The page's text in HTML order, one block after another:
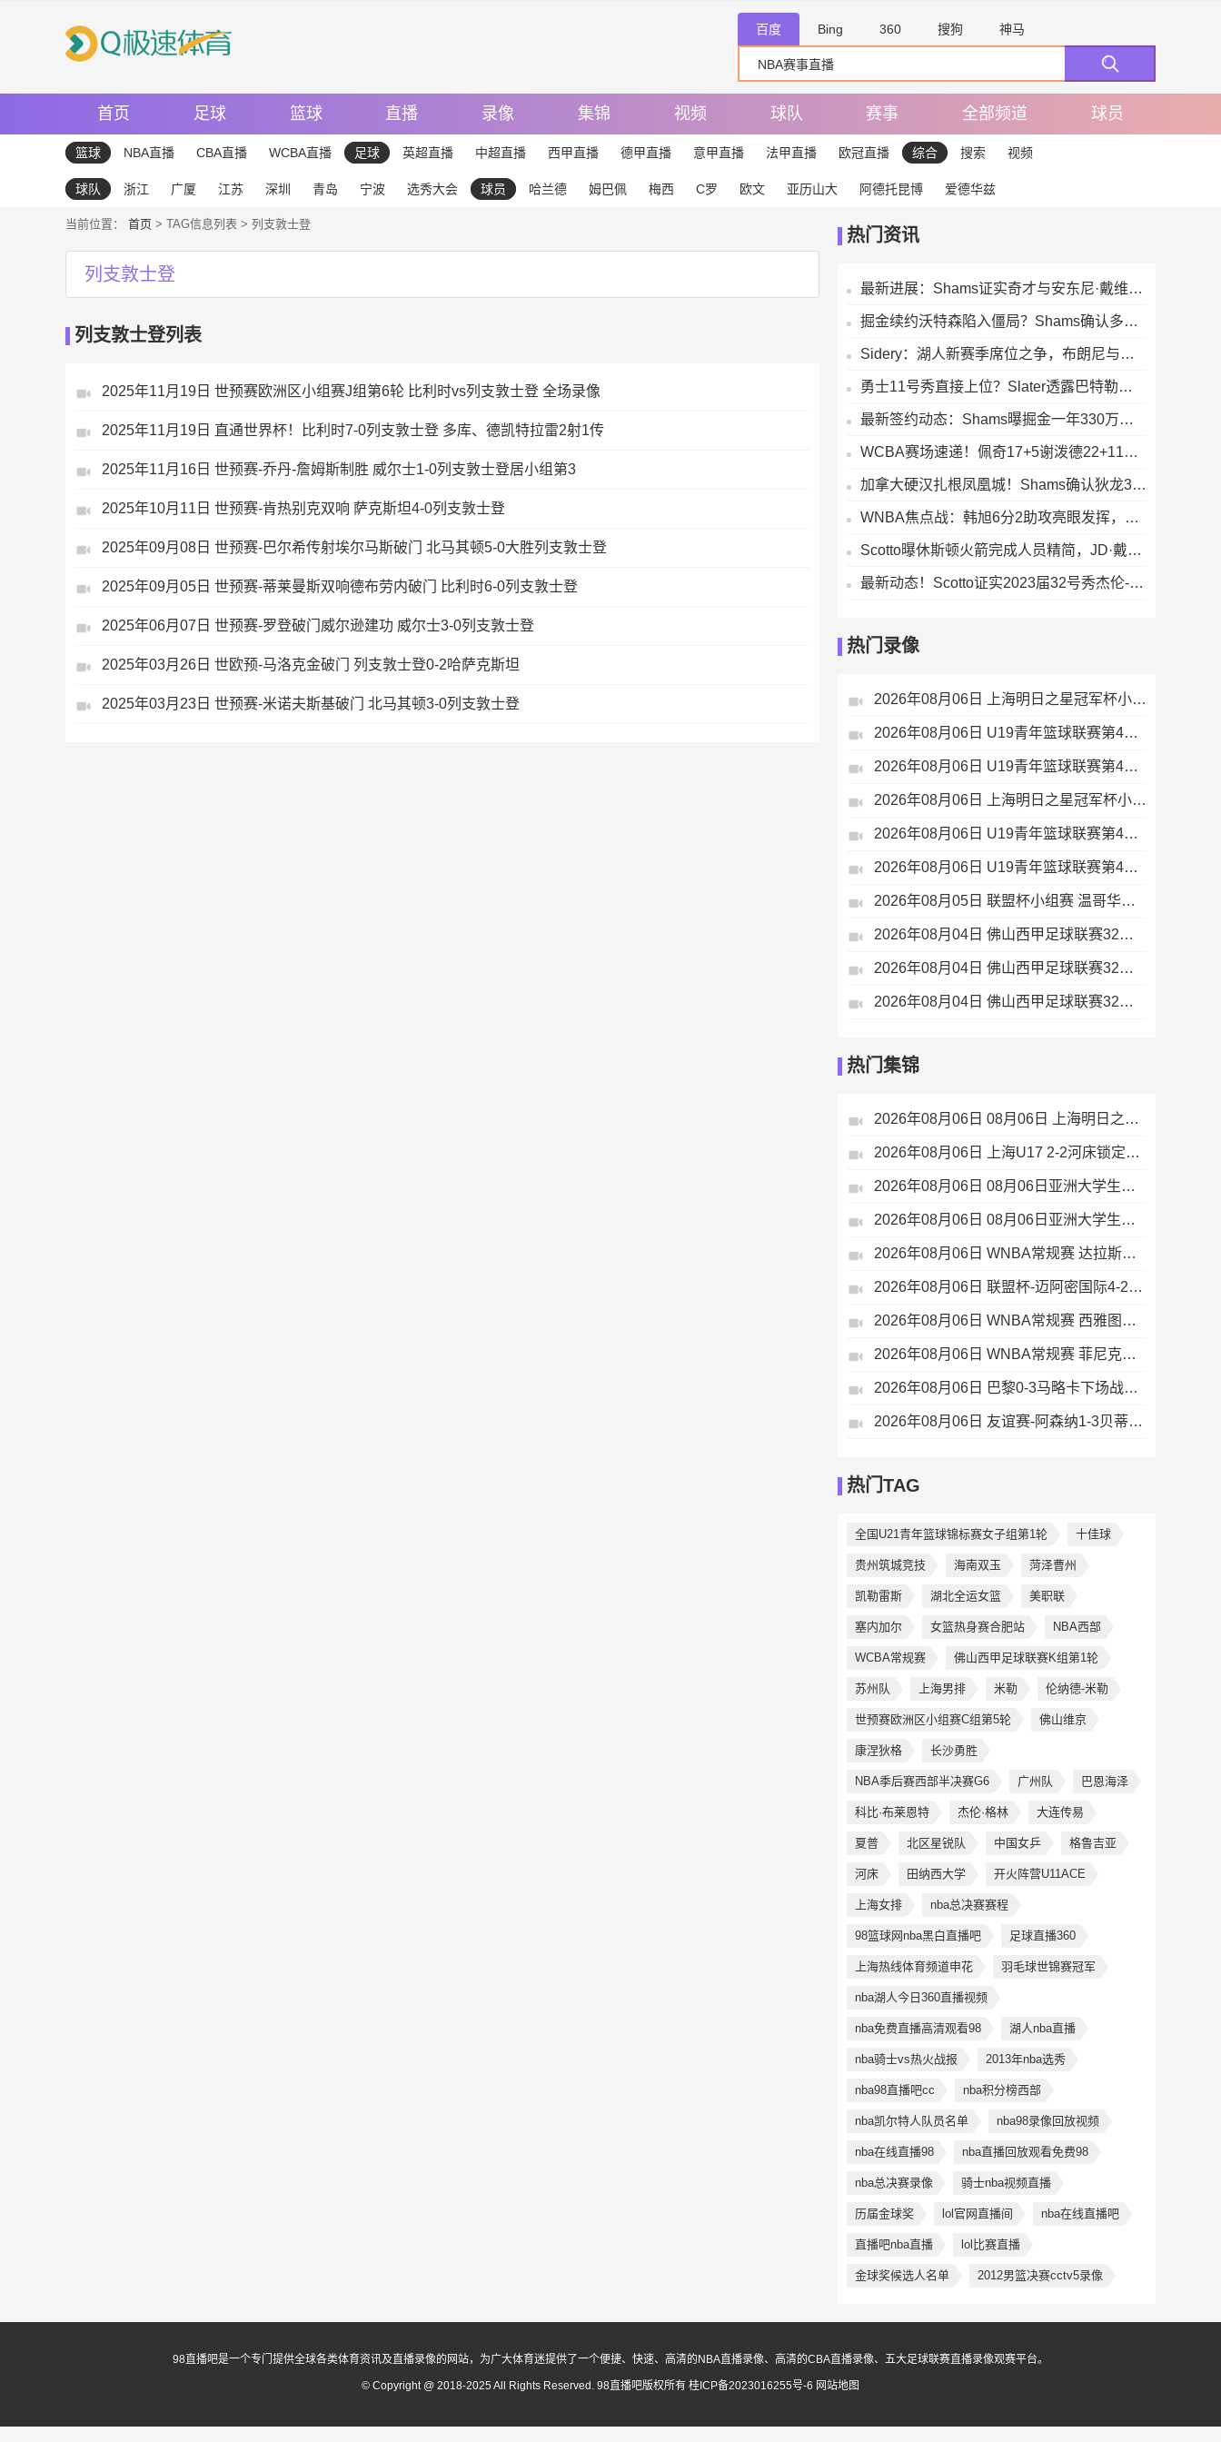
百度 Bing 360 搜狗 神马
首页 足球 篮球 直播 录像 集锦 视频 球队 赛事 全部频道 球员
篮球 NBA直播 CBA直播 WCBA直播 足球 英超直播 中超直播 西甲直播 德甲直播 意甲直播 法甲直播 欧冠直播 综合 搜索 视频
球队 浙江 广厦 江苏 深圳 青岛 宁波 选秀大会 球员 哈兰德 姆巴佩 梅西 C罗 欧文 亚历山大 阿德托昆博 爱德华兹
当前位置： 首页 > TAG信息列表 > 列支敦士登
列支敦士登
列支敦士登列表
2025年11月19日 世预赛欧洲区小组赛J组第6轮 比利时vs列支敦士登 全场录像
2025年11月19日 直通世界杯！比利时7-0列支敦士登 多库、德凯特拉雷2射1传
2025年11月16日 世预赛-乔丹-詹姆斯制胜 威尔士1-0列支敦士登居小组第3
2025年10月11日 世预赛-肯热别克双响 萨克斯坦4-0列支敦士登
2025年09月08日 世预赛-巴尔希传射埃尔马斯破门 北马其顿5-0大胜列支敦士登
2025年09月05日 世预赛-蒂莱曼斯双响德布劳内破门 比利时6-0列支敦士登
2025年06月07日 世预赛-罗登破门威尔逊建功 威尔士3-0列支敦士登
2025年03月26日 世欧预-马洛克金破门 列支敦士登0-2哈萨克斯坦
2025年03月23日 世预赛-米诺夫斯基破门 北马其顿3-0列支敦士登
热门资讯
最新进展：Shams证实奇才与安东尼·戴维斯暂时搁置续约相关沟通
掘金续约沃特森陷入僵局？Shams确认多队先签后换谈判仍在进行
Sidery：湖人新赛季席位之争，布朗尼与马农的最后一个轮换名额对决
勇士11号秀直接上位？Slater透露巴特勒明年2月复出，伦德伯格获重点培养
最新签约动态：Shams曝掘金一年330万美元拿下前马刺后卫朗尼-沃克
WCBA赛场速递！佩奇17+5谢泼德22+11，飞翼末节发力失误遭神秘人逆转
加拿大硬汉扎根凤凰城！Shams确认狄龙3年7300万提前续约太阳，铁血风格成队标
WNBA焦点战：韩旭6分2助攻亮眼发挥，自由人主场凭借斯图尔特28+8击败风暴
Scotto曝休斯顿火箭完成人员精简，JD·戴维森已不在阵中
最新动态！Scotto证实2023届32号秀杰伦-皮克特加盟快船，合同类型为双向合同
热门录像
2026年08月06日 上海明日之星冠军杯小组赛 托特纳姆热刺U17 VS 葡萄牙体育U17 全场录像
2026年08月06日 U19青年篮球联赛第4轮 深圳新世纪U19 VS 山西汾酒U19 全场录像
2026年08月06日 U19青年篮球联赛第4轮 山东山高U19 VS 福建浔兴U19 全场录像
2026年08月06日 上海明日之星冠军杯小组赛 上海U17 VS 河床U17 全场录像
2026年08月06日 U19青年篮球联赛第4轮 新疆广汇U19 VS 龙狮青年U19 全场录像
2026年08月06日 U19青年篮球联赛第4轮 天津荣钢U19 VS 北京首钢U19 全场录像
2026年08月05日 联盟杯小组赛 温哥华白浪 VS 亚特兰特 全场录像
2026年08月04日 佛山西甲足球联赛32强淘汰赛 肇庆恒骏成 VS 三七互娱 全场录像
2026年08月04日 佛山西甲足球联赛32强淘汰赛 贪玩游戏 VS 美的薪火 全场录像
2026年08月04日 佛山西甲足球联赛32强淘汰赛 广东西南建设 VS 香港圣徒 全场录像
热门集锦
2026年08月06日 08月06日 上海明日之星冠军杯小组赛A组第3轮 中国男足U17vs拜耳04勒沃库森U17 进球
2026年08月06日 上海U17 2-2河床锁定B组第1 吕孟洋点射阿布力米破门 将战A组第2
2026年08月06日 08月06日亚洲大学生篮球联赛8强赛 北京大学 77 - 79 上海交通大学 集锦
2026年08月06日 08月06日亚洲大学生篮球联赛8强赛 延世大学 67 - 72 政治大学 集锦
2026年08月06日 WNBA常规赛 达拉斯飞翼 92 - 96 华盛顿神秘人 全场集锦
2026年08月06日 联盟杯-迈阿密国际4-2圣路易斯 梅西2射1传 阿伦助攻戴帽
2026年08月06日 WNBA常规赛 西雅图风暴 86 - 92 纽约自由人 全场集锦
2026年08月06日 WNBA常规赛 菲尼克斯水星 82 - 96 亚特兰大梦想 全场集锦
2026年08月06日 巴黎0-3马略卡下场战曼联 巴黎全场控球近6成+8射3正未果
2026年08月06日 友谊赛-阿森纳1-3贝蒂斯 因卡皮耶破门难救主 福纳尔斯1射2传
热门TAG
全国U21青年篮球锦标赛女子组第1轮 十佳球
贵州筑城竞技 海南双玉 菏泽曹州
凯勒雷斯 湖北全运女篮 美职联
塞内加尔 女篮热身赛合肥站 NBA西部
WCBA常规赛 佛山西甲足球联赛K组第1轮
苏州队 上海男排 米勒 伦纳德-米勒
世预赛欧洲区小组赛C组第5轮 佛山维京
康涅狄格 长沙勇胜
NBA季后赛西部半决赛G6 广州队 巴恩海泽
科比·布莱恩特 杰伦·格林 大连传易
夏普 北区星锐队 中国女乒 格鲁吉亚
河床 田纳西大学 开火阵营U11ACE
上海女排 nba总决赛赛程
98篮球网nba黑白直播吧 足球直播360
上海热线体育频道申花 羽毛球世锦赛冠军
nba湖人今日360直播视频
nba免费直播高清观看98 湖人nba直播
nba骑士vs热火战报 2013年nba选秀
nba98直播吧cc nba积分榜西部
nba凯尔特人队员名单 nba98录像回放视频
nba在线直播98 nba直播回放观看免费98
nba总决赛录像 骑士nba视频直播
历届金球奖 lol官网直播间 nba在线直播吧
直播吧nba直播 lol比赛直播
金球奖候选人名单 2012男篮决赛cctv5录像
98直播吧是一个专门提供全球各类体育资讯及直播录像的网站，为广大体育迷提供了一个便捷、快速、高清的NBA直播录像、高清的CBA直播录像、五大足球联赛直播录像观赛平台。
© Copyright @ 2018-2025 All Rights Reserved. 98直播吧版权所有 桂ICP备2023016255号-6 网站地图